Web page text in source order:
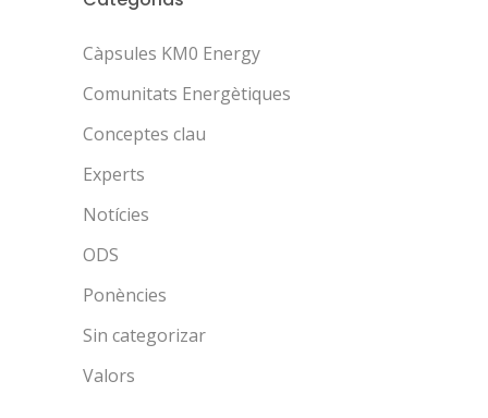
Càpsules KM0 Energy
Comunitats Energètiques
Conceptes clau
Experts
Notícies
ODS
Ponències
Sin categorizar
Valors